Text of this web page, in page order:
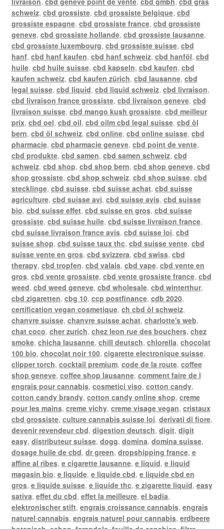
schweiz, cbd grossiste, cbd grossiste belgique, cbd
grossiste espagne, cbd grossiste france, cbd grossiste
geneve, cbd grossiste hollande, cbd grossiste lausanne,
cbd grossiste luxembourg, cbd grossiste suisse, cbd
hanf, cbd hanf kaufen, cbd hanf schweiz, cbd hanföl, cbd
huile, cbd huile suisse, cbd kapseln, cbd kaufen, cbd
kaufen schweiz, cbd kaufen zürich, cbd lausanne, cbd
legal suisse, cbd liquid, cbd liquid schweiz, cbd livraison,
cbd livraison france grossiste, cbd livraison geneve, cbd
livraison suisse, cbd mango kush grossiste, cbd meilleur
prix, cbd oel, cbd oil, cbd oilm cbd legal suisse, cbd öl
bern, cbd öl schweiz, cbd online, cbd online suisse, cbd
pharmacie, cbd pharmacie geneve, cbd point de vente,
cbd produkte, cbd samen, cbd samen schweiz, cbd
schweiz, cbd shop, cbd shop bern, cbd shop geneve, cbd
shop grossiste, cbd shop schweiz, cbd shop suisse, cbd
stecklinge, cbd suisse, cbd suisse achat, cbd suisse
agriculture, cbd suisse avi, cbd suisse avis, cbd suisse
bio, cbd suisse effet, cbd suisse en gros, cbd suisse
grossiste, cbd suisse huile, cbd suisse livraison france,
cbd suisse livraison france avis, cbd suisse loi, cbd
suisse shop, cbd suisse taux thc, cbd suisse vente, cbd
suisse vente en gros, cbd svizzera, cbd swiss, cbd
therapy, cbd tropfen, cbd valais, cbd vape, cbd vente en
gros, cbd vente grossiste, cbd vente grossiste france, cbd
weed, cbd weed geneve, cbd wholesale, cbd winterthur,
cbd zigaretten, cbg 10, ccp postfinance, cdb 2020,
certification vegan cosmetique, ch cbd öl schweiz,
chanvre suisse, chanvre suisse achat, charlotte's web,
chat coco, cher zurich, chez leon rue des bouchers, chez
smoke, chicha lausanne, chill deutsch, chlorella, chocolat
100 bio, chocolat noir 100, cigarette electronique suisse,
clipper torch, cocktail premium, code de la route, coffee
shop geneve, coffee shop lausanne, comment faire de l
engrais pour cannabis, cosmetici viso, cotton candy,
cotton candy brandy, cotton candy online shop, creme
pour les mains, creme vichy, creme visage vegan, cristaux
cbd grossiste, culture cannabis suisse loi, derivati di fiore,
devenir revendeur cbd, digestion deutsch, digit, digit
easy, distributeur suisse, dogg, domina, domina suisse,
dosage huile de cbd, dr green, dropshipping france, e
affine al ribes, e cigarette lausanne, e liquid, e liquid
magasin bio, e liquide, e liquide cbd, e liquide cbd en
gros, e liquide suisse, e liquide thc, e zigarette liquid, easy
sativa, effet du cbd, effet la meilleure, el badia,
elektronischer stift, engrais croissance cannabis, engrais
naturel cannabis, engrais naturel pour cannabis, erdbeere